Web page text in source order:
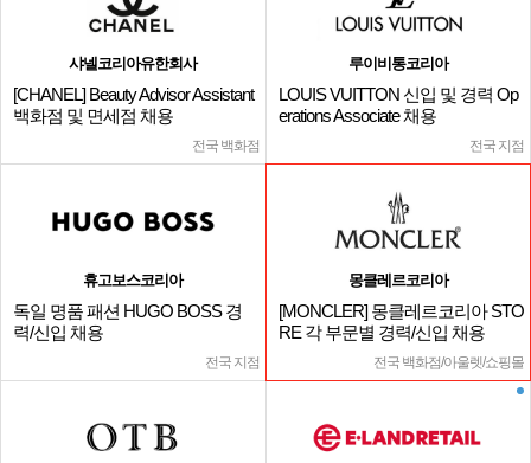
샤넬코리아유한회사
[CHANEL] Beauty Advisor Assistant
백화점 및 면세점 채용
전국 백화점
루이비통코리아
LOUIS VUITTON 신입 및 경력 Op
erations Associate 채용
전국 지점
휴고보스코리아
독일 명품 패션 HUGO BOSS 경
력/신입 채용
전국 지점
몽클레르코리아
[MONCLER] 몽클레르코리아 STO
RE 각 부문별 경력/신입 채용
전국 백화점/아울렛/쇼핑몰